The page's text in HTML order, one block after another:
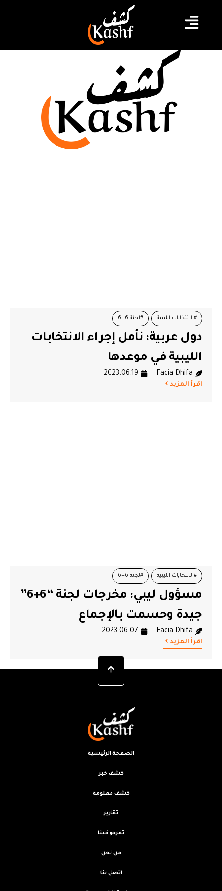
#الانتخابات الليبية #لجنة 6+6
دول عربية: نأمل إجراء الانتخابات
الليبية في موعدها
Fadia Dhifa
2023.06.19
اقرأ المزيد
#الانتخابات الليبية #لجنة 6+6
مسؤول ليبي: مخرجات لجنة “6+6”
جيدة وحسمت بالإجماع
Fadia Dhifa
2023.06.07
اقرأ المزيد
الصفحة الرئيسية
كشف خبر
كشف معلومة
تقارير
تفرجو فينا
من نحن
اتصل بنا